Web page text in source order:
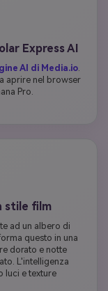
Express AI
AI di Media.io.
aprire nel browser
Pro.
stile film
ad un albero di
questo in una
dorato e notte
L'intelligenza
luci e texture